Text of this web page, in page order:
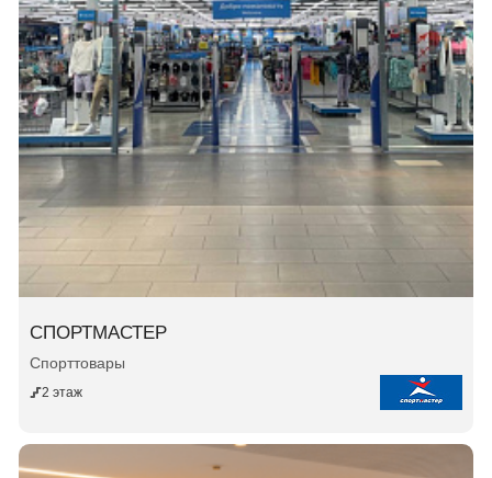
СПОРТМАСТЕР
Спорттовары
2 этаж